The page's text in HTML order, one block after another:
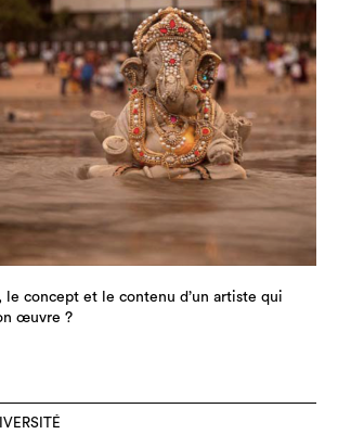
le concept et le contenu d’un artiste qui
œuvre ?